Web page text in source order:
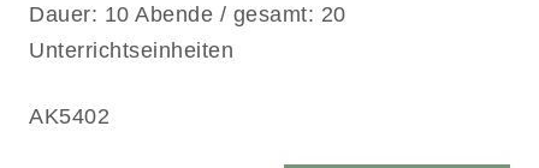
Dauer: 10 Abende / gesamt: 20
Unterrichtseinheiten
AK5402